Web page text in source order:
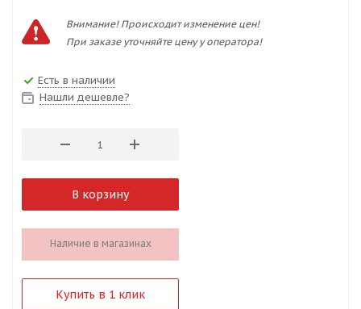
Внимание! Происходит изменение цен!
При заказе уточняйте цену у оператора!
Есть в наличии
Нашли дешевле?
В корзину
Наличие в магазинах
Купить в 1 клик